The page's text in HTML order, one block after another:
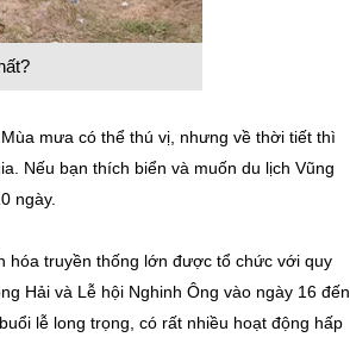
mưa có thể thú vị, nhưng về thời tiết thì
Nếu bạn thích biển và muốn du lịch Vũng
ngày.
hóa truyền thống lớn được tổ chức với quy
Hải và Lễ hội Nghinh Ông vào ngày 16 đến
lễ long trọng, có rất nhiều hoạt động hấp